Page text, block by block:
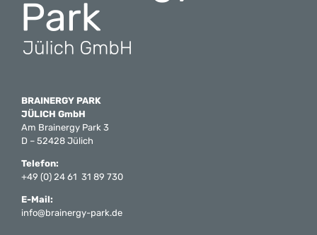
BRAINERGY PARK
JÜLICH GmbH
Am Brainergy Park 3
D – 52428 Jülich
Telefon:
+49 (0) 24 61 31 89 730
E-Mail:
info@brainergy-park.de